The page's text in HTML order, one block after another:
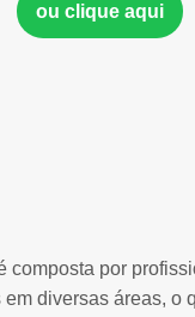
composta por
diversas áreas, o
ou clique aqui